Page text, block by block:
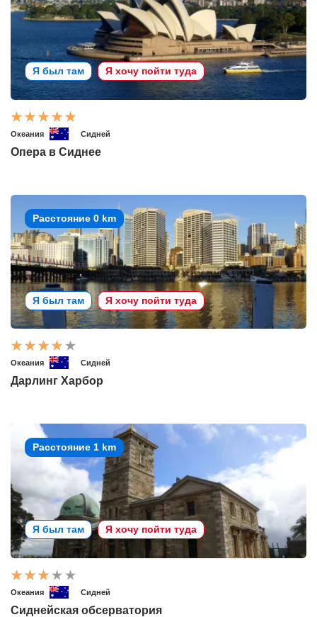
Я был там Я хочу пойти туда
Океания Сидней
Опера в Сиднее
Расстояние 0 km
Я был там Я хочу пойти туда
Океания Сидней
Дарлинг Харбор
Расстояние 1 km
Я был там Я хочу пойти туда
Океания Сидней
Сиднейская обсерватория